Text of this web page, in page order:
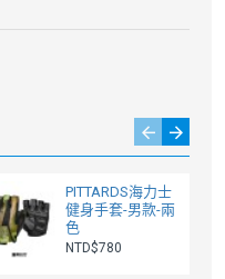
PITTARDS海力士
健身手套-男款-兩
色
NTD$780